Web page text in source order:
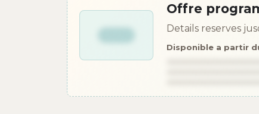
Offre
Details reserves
Disponible a partir